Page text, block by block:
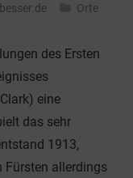
Orte
des Ersten
eine
das sehr
1913,
Fürsten allerdings